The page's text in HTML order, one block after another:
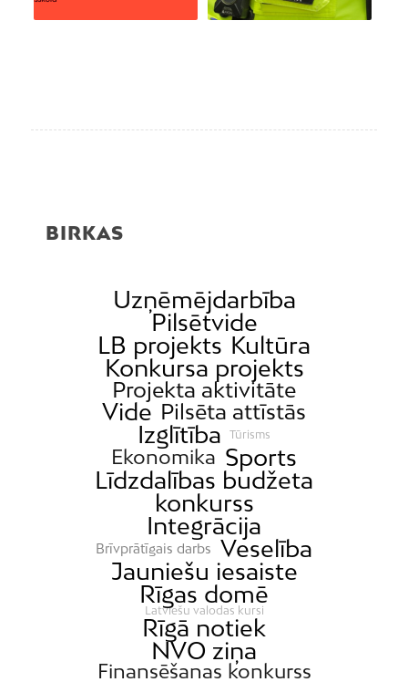
BIRKAS
Uzņēmējdarbība
Pilsētvide
LB projekts Kultūra
Konkursa projekts
Projekta aktivitāte
Vide Pilsēta attīstās
Izglītība Tūrisms
Ekonomika Sports
Līdzdalības budžeta
konkurss
Integrācija
Brīvprātīgais darbs
Veselība
Jauniešu iesaiste
Rīgas domē
Latviešu valodas kursi
Rīgā notiek
NVO ziņa
Finansēšanas konkurss